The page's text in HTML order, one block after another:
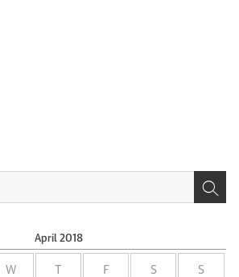
April 2018
W F S S